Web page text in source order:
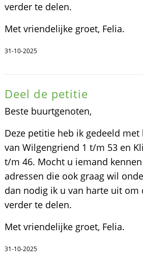
verder te delen.
Met vriendelijke groet, Felia.
31-10-2025
Deel de petitie
Beste buurtgenoten,
Deze petitie heb ik gedeeld met
van Wilgengriend 1 t/m 53 en
t/m 46. Mocht u iemand
adressen die ook graag wil
dan nodig ik u van harte uit om
verder te delen.
Met vriendelijke groet, Felia.
31-10-2025